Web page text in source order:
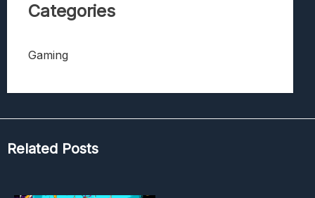
Categories
Gaming
Related Posts